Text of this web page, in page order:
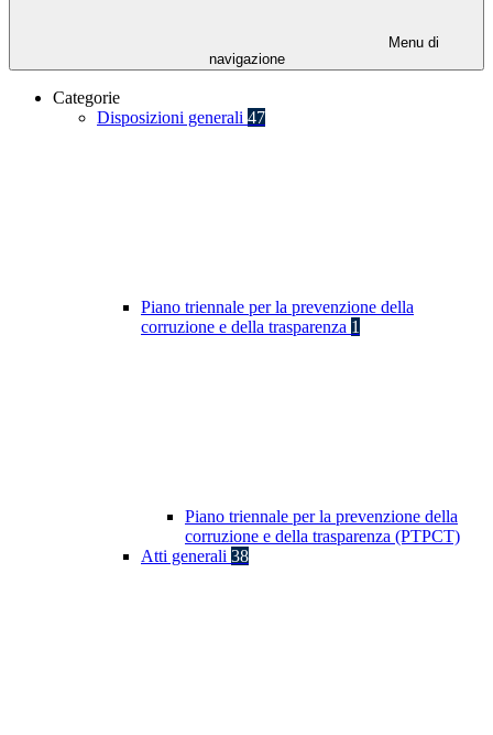
Menu di
navigazione
Categorie
Disposizioni generali 47
Piano triennale per la prevenzione della
corruzione e della trasparenza 1
Piano triennale per la prevenzione della
corruzione e della trasparenza (PTPCT)
Atti generali 38